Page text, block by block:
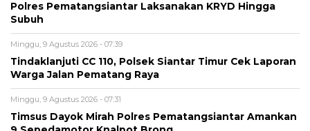
Polres Pematangsiantar Laksanakan KRYD Hingga
Subuh
Minggu, 9 Agustus 2026 - 07:39
Tindaklanjuti CC 110, Polsek Siantar Timur Cek Laporan
Warga Jalan Pematang Raya
Minggu, 9 Agustus 2026 - 07:31
Timsus Dayok Mirah Polres Pematangsiantar Amankan